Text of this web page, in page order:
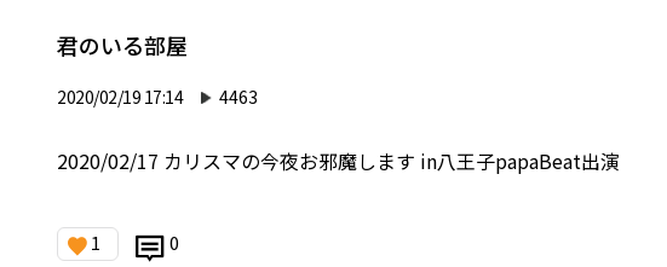
君のいる部屋
2020/02/19 17:14 4463
2020/02/17 カリスマの今夜お邪魔します in八王子papaBeat出演
1 0